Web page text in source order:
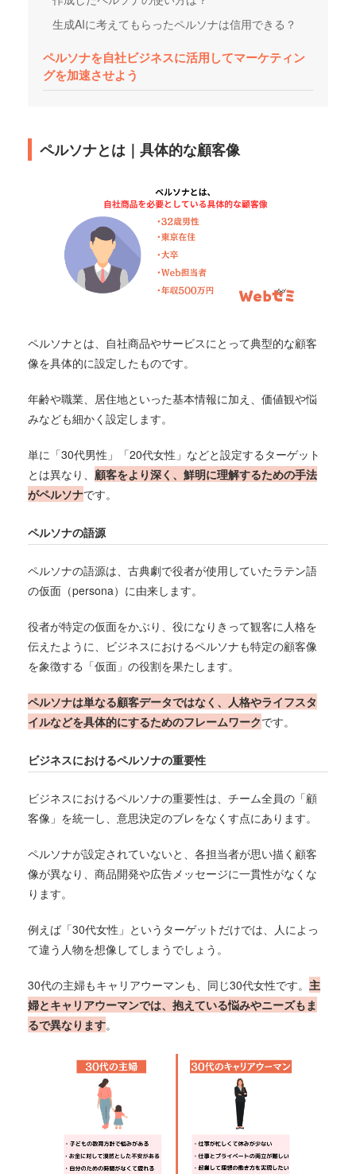
生成AIに考えてもらったペルソナは信用できる？
ペルソナを自社ビジネスに活用してマーケティン
グを加速させよう
ペルソナとは｜具体的な顧客像
ペルソナとは、自社商品やサービスにとって典型的な顧客
像を具体的に設定したものです。
年齢や職業、居住地といった基本情報に加え、価値観や悩
みなども細かく設定します。
単に「30代男性」「20代女性」などと設定するターゲット
とは異なり、 顧客をより深く、鮮明に理解するための手法
がペルソナです。
ペルソナの語源
ペルソナの語源は、古典劇で役者が使用していたラテン語
の仮面（persona）に由来します。
役者が特定の仮面をかぶり、役になりきって観客に人格を
伝えたように、ビジネスにおけるペルソナも特定の顧客像
を象徴する「仮面」の役割を果たします。
ペルソナは単なる顧客データではなく、人格やライフスタ
イルなどを具体的にするためのフレームワークです。
ビジネスにおけるペルソナの重要性
ビジネスにおけるペルソナの重要性は、チーム全員の「顧
客像」を統一し、意思決定のブレをなくす点にあります。
ペルソナが設定されていないと、各担当者が思い描く顧客
像が異なり、商品開発や広告メッセージに一貫性がなくな
ります。
例えば「30代女性」というターゲットだけでは、人によっ
て違う人物を想像してしまうでしょう。
30代の主婦もキャリアウーマンも、同じ30代女性です。 主
婦とキャリアウーマンでは、抱えている悩みやニーズもま
るで異なります。